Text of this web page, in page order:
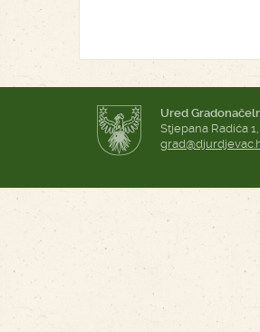
Ured
Stjepana Radića